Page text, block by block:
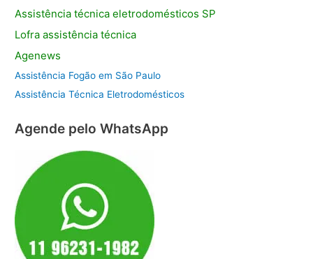
Assistência técnica eletrodomésticos SP
Lofra assistênciatécnica
Agenews
Assistência Fogão em São Paulo
Assistência Técnica Eletrodomésticos
Agende pelo WhatsApp